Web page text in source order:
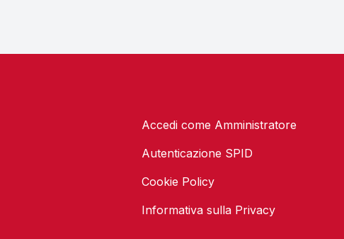
Accedi come Amministratore
Autenticazione SPID
Cookie Policy
Informativa sulla Privacy